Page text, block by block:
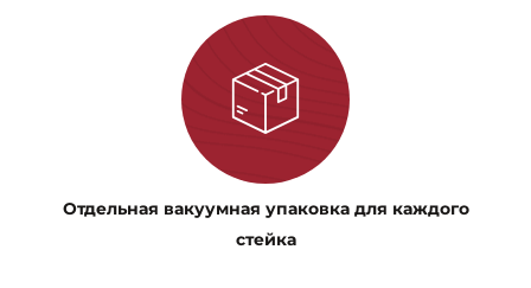
Отдельная вакуумная упаковка для каждого
стейка